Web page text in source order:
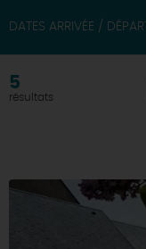
DATES ARRIVÉE / DÉPART
5
résultats